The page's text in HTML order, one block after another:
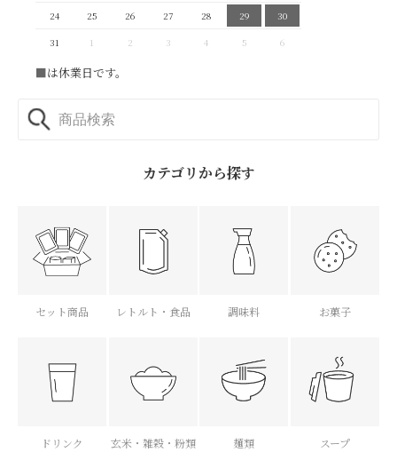
24
25 26 27 28 29
30
31
1 2 3 4 5 6
■は休業日です。
カテゴリから探す
セット商品 レトルト・食品 調味料 お菓子
ドリンク 玄米・雑穀・粉類 麺類 スープ